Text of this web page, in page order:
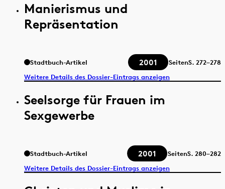
Manierismus und
Repräsentation
Stadtbuch-Artikel 2001 SeitenS. 272–278
Weitere Details des Dossier-Eintrags anzeigen
Seelsorge für Frauen im
Sexgewerbe
Stadtbuch-Artikel 2001 SeitenS. 280–282
Weitere Details des Dossier-Eintrags anzeigen